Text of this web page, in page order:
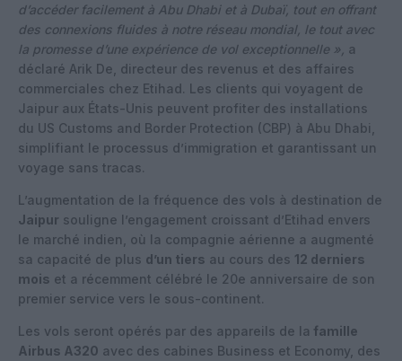
d’accéder facilement à Abu Dhabi et à Dubaï, tout en offrant
des connexions fluides à notre réseau mondial, le tout avec
la promesse d’une expérience de vol exceptionnelle », a
déclaré Arik De, directeur des revenus et des affaires
commerciales chez Etihad. Les clients qui voyagent de
Jaipur aux États-Unis peuvent profiter des installations
du US Customs and Border Protection (CBP) à Abu Dhabi,
simplifiant le processus d’immigration et garantissant un
voyage sans tracas.
L’augmentation de la fréquence des vols à destination de
Jaipur souligne l’engagement croissant d’Etihad envers
le marché indien, où la compagnie aérienne a augmenté
sa capacité de plus d’un tiers au cours des 12 derniers
mois et a récemment célébré le 20e anniversaire de son
premier service vers le sous-continent.
Les vols seront opérés par des appareils de la famille
Airbus A320 avec des cabines Business et Economy, des